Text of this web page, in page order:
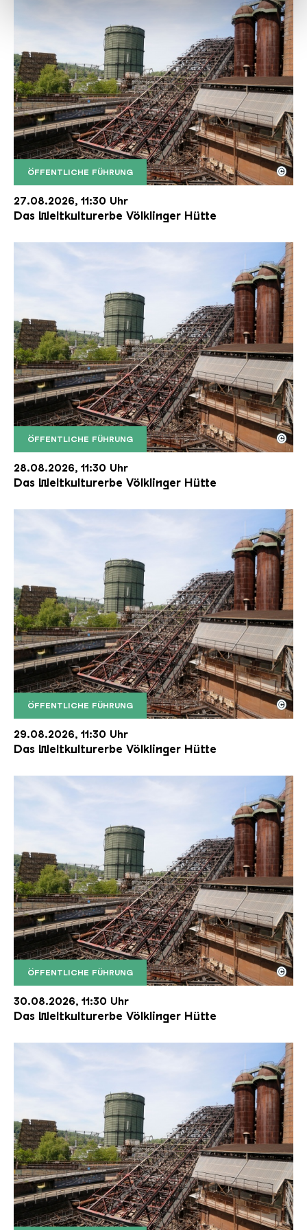
ÖFFENTLICHE FÜHRUNG
Der Erzschrägaufzug der Völklinger Hütte mit
Copyright: Weltkulturerbe Völklinger Hütte | Karl
©
27.08.2026, 11:30 Uhr
Das Weltkulturerbe Völklinger Hütte
ÖFFENTLICHE FÜHRUNG
Der Erzschrägaufzug der Völklinger Hütte mit
Copyright: Weltkulturerbe Völklinger Hütte | Karl
©
28.08.2026, 11:30 Uhr
Das Weltkulturerbe Völklinger Hütte
ÖFFENTLICHE FÜHRUNG
Der Erzschrägaufzug der Völklinger Hütte mit
Copyright: Weltkulturerbe Völklinger Hütte | Karl
©
29.08.2026, 11:30 Uhr
Das Weltkulturerbe Völklinger Hütte
ÖFFENTLICHE FÜHRUNG
Der Erzschrägaufzug der Völklinger Hütte mit
Copyright: Weltkulturerbe Völklinger Hütte | Karl
©
30.08.2026, 11:30 Uhr
Das Weltkulturerbe Völklinger Hütte